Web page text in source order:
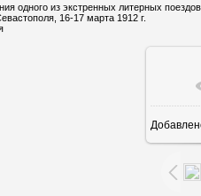
одного из экстренных литерных поездов
16-17 марта 1912 г.